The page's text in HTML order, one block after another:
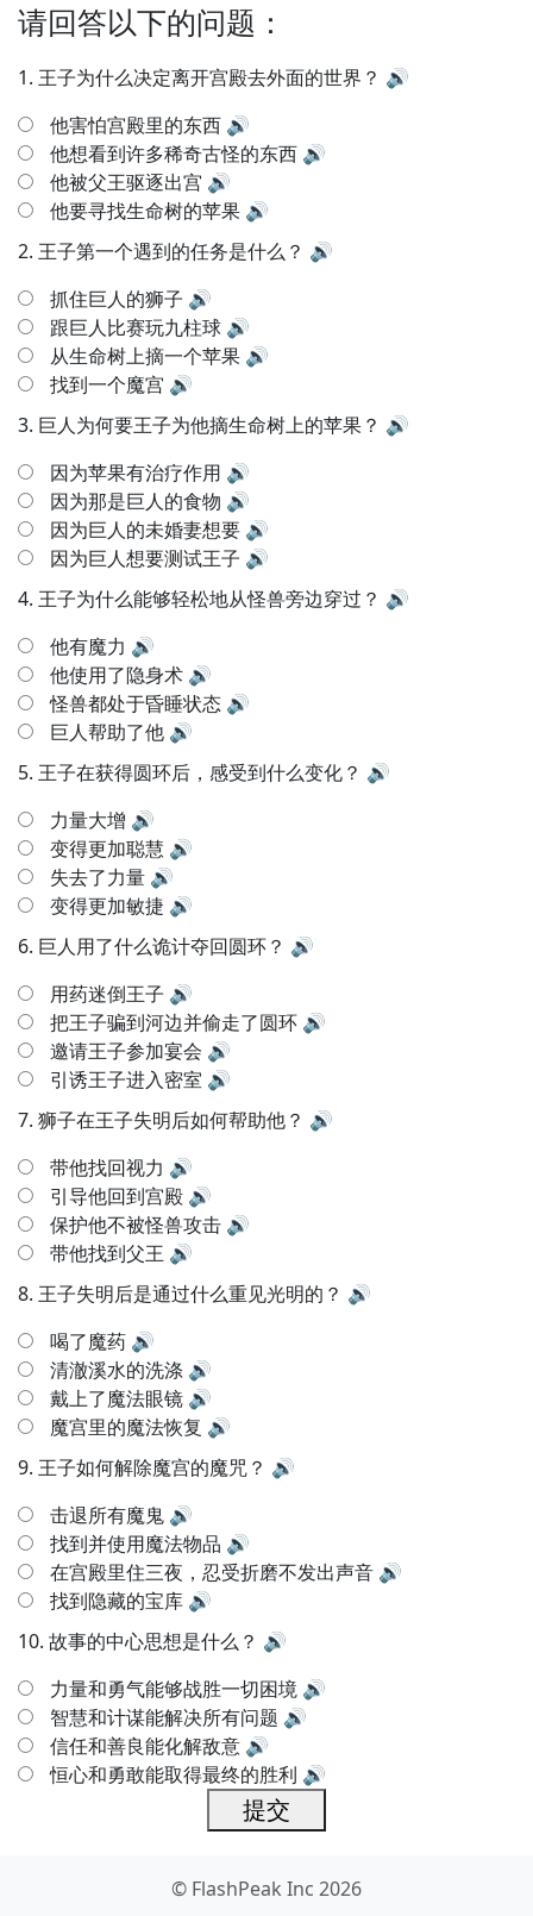
请回答以下的问题：
1. 王子为什么决定离开宫殿去外面的世界？ 🔊
他害怕宫殿里的东西 🔊
他想看到许多稀奇古怪的东西 🔊
他被父王驱逐出宫 🔊
他要寻找生命树的苹果 🔊
2. 王子第一个遇到的任务是什么？ 🔊
抓住巨人的狮子 🔊
跟巨人比赛玩九柱球 🔊
从生命树上摘一个苹果 🔊
找到一个魔宫 🔊
3. 巨人为何要王子为他摘生命树上的苹果？ 🔊
因为苹果有治疗作用 🔊
因为那是巨人的食物 🔊
因为巨人的未婚妻想要 🔊
因为巨人想要测试王子 🔊
4. 王子为什么能够轻松地从怪兽旁边穿过？ 🔊
他有魔力 🔊
他使用了隐身术 🔊
怪兽都处于昏睡状态 🔊
巨人帮助了他 🔊
5. 王子在获得圆环后，感受到什么变化？ 🔊
力量大增 🔊
变得更加聪慧 🔊
失去了力量 🔊
变得更加敏捷 🔊
6. 巨人用了什么诡计夺回圆环？ 🔊
用药迷倒王子 🔊
把王子骗到河边并偷走了圆环 🔊
邀请王子参加宴会 🔊
引诱王子进入密室 🔊
7. 狮子在王子失明后如何帮助他？ 🔊
带他找回视力 🔊
引导他回到宫殿 🔊
保护他不被怪兽攻击 🔊
带他找到父王 🔊
8. 王子失明后是通过什么重见光明的？ 🔊
喝了魔药 🔊
清澈溪水的洗涤 🔊
戴上了魔法眼镜 🔊
魔宫里的魔法恢复 🔊
9. 王子如何解除魔宫的魔咒？ 🔊
击退所有魔鬼 🔊
找到并使用魔法物品 🔊
在宫殿里住三夜，忍受折磨不发出声音 🔊
找到隐藏的宝库 🔊
10. 故事的中心思想是什么？ 🔊
力量和勇气能够战胜一切困境 🔊
智慧和计谋能解决所有问题 🔊
信任和善良能化解敌意 🔊
恒心和勇敢能取得最终的胜利 🔊
提交
© FlashPeak Inc 2026